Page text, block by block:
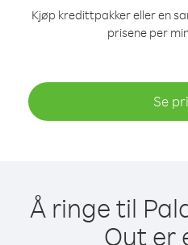
Kjøp kredittpakker eller en
prisene per
Se
Å ringe til
Out er